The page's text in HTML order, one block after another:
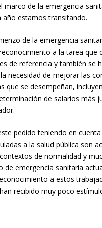
marco de la emergencia
año estamos transitando.
de la emergencia
a la tarea que
de referencia y también se
necesidad de mejorar las
que se desempeñan,
de salarios más
pedido teniendo en
a la salud pública son
de normalidad y
de emergencia sanitaria
a estos
recibido muy poco